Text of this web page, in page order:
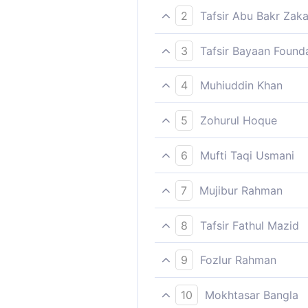
2 Tafsir Abu Bakr
আর যারা আমাদের আয়াতসমূহে মিথ্যারোপ
3 Tafsir Bayaan
আর যারা আমার আয়াতসমূহকে অস্বীকার
4 Muhiuddin Khan
যারা আমার নিদর্শনাবলীকে মিথ্যা বলে,
5 Zohurul Hoque
আর যারা আমাদের নির্দেশাবলীতে
6 Mufti Taqi Usmani
আর যারা আল্লাহর আয়াতসমূহ
7 Mujibur Rahman
আর যারা আমার আয়াত ও নিদর্শনসমূহকে
8 Tafsir Fathul Mazid
৪৬-৪৯ নং আয়াতের তাফসীর:
অত্র আয়াতগুলো আল্লাহ তা‘আলা তার
9 Fozlur Rahman
আর যারা আমার নিদর্শনসমূহকে মিথ্যা
10 Mokhtasar Bangla